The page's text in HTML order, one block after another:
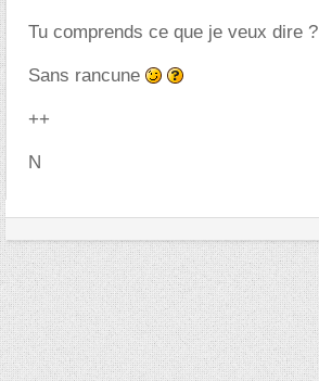
Tu comprends ce que je veux dire ?
Sans rancune
++
N